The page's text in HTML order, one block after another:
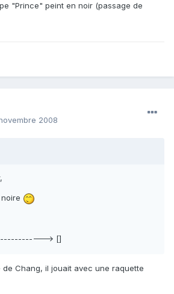
"Prince" peint en noir (passage de
2008
> []
Chang, il jouait avec une raquette